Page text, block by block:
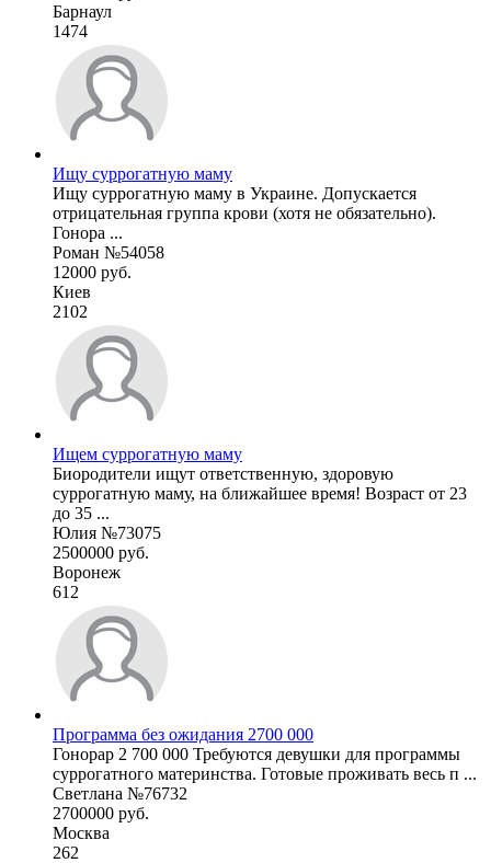
Барнаул
1474
Ищу суррогатную маму
Ищу суррогатную маму в Украине. Допускается
отрицательная группа крови (хотя не обязательно).
Гонора ...
Роман №54058
12000 руб.
Киев
2102
Ищем суррогатную маму
Биородители ищут ответственную, здоровую
суррогатную маму, на ближайшее время! Возраст от 23
до 35 ...
Юлия №73075
2500000 руб.
Воронеж
612
Программа без ожидания 2700 000
Гонорар 2 700 000 Требуются девушки для программы
суррогатного материнства. Готовые проживать весь п ...
Светлана №76732
2700000 руб.
Москва
262